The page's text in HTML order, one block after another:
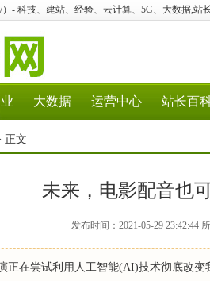
）- 科技、建站、经验、云计算、5G、大数据,站
大数据 运营中心 站长百
正文
未来，电影配音也
发布时间：2021-05-29 23:42:44
正在尝试利用人工智能(AI)技术彻底改